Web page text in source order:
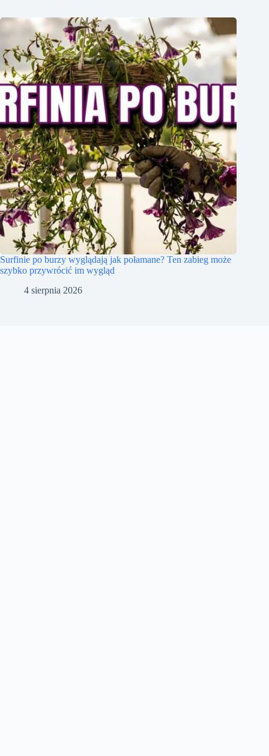
Surfinie po burzy wyglądają jak połamane? Ten zabieg może
szybko przywrócić im wygląd
4 sierpnia 2026